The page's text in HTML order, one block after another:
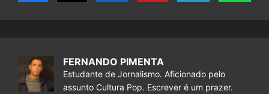
FERNANDO PIMENTA
Estudante de Jornalismo. Aficionado pelo
assunto Cultura Pop. Escrever é um prazer.